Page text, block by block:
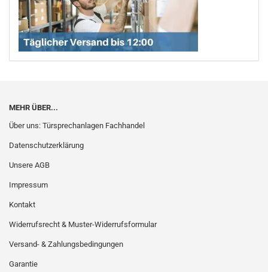
MEHR ÜBER...
Über uns: Türsprechanlagen Fachhandel
Datenschutzerklärung
Unsere AGB
Impressum
Kontakt
Widerrufsrecht & Muster-Widerrufsformular
Versand- & Zahlungsbedingungen
Garantie